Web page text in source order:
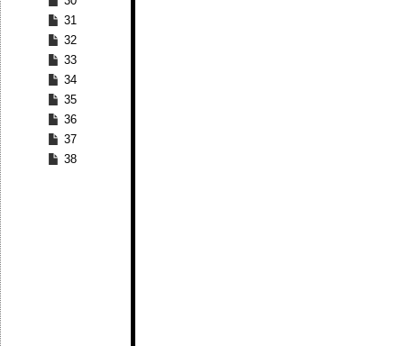
31
32
33
34
35
36
37
38